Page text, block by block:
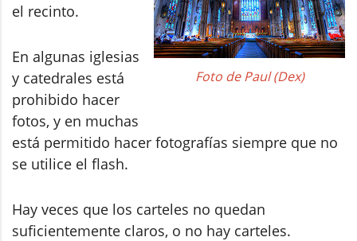
Foto de Paul (Dex)
el recinto.
En algunas iglesias
y catedrales está
prohibido hacer
fotos, y en muchas
está permitido hacer fotografías siempre que no
se utilice el flash.
Hay veces que los carteles no quedan
suficientemente claros, o no hay carteles.